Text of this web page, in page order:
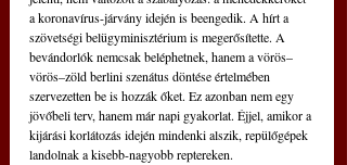
a koronavírus-járvány idején is beengedik. A hírt a
szövetségi belügyminisztérium is megerősítette. A
bevándorlók nemcsak beléphetnek, hanem a vörös–
vörös–zöld berlini szenátus döntése értelmében
szervezetten be is hozzák őket. Ez azonban nem egy
jövőbeli terv, hanem már napi gyakorlat. Éjjel, amikor a
kijárási korlátozás idején mindenki alszik, repülőgépek
landolnak a kisebb-nagyobb reptereken.